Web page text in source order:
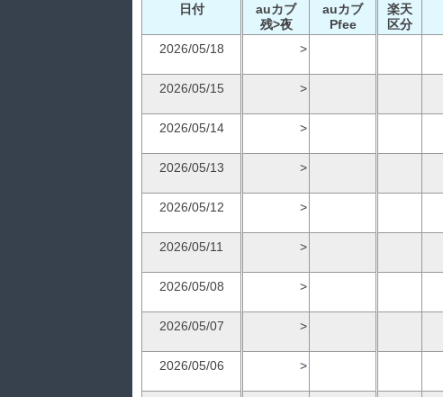
日付
auカブ
残>夜
auカブ
Pfee
楽天
区分
2026/05/18
>
2026/05/15
>
2026/05/14
>
2026/05/13
>
2026/05/12
>
2026/05/11
>
2026/05/08
>
2026/05/07
>
2026/05/06
>